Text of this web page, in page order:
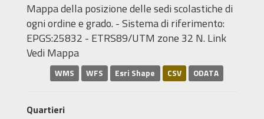
Mappa della posizione delle sedi scolastiche di
ogni ordine e grado. - Sistema di riferimento:
EPGS:25832 - ETRS89/UTM zone 32 N. Link
Vedi Mappa
WMS WFS Esri Shape CSV ODATA
Quartieri